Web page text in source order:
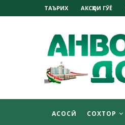
ТАЪРИХ АКСҲОИ ГӮЁ
АСОСӢ СОХТОР